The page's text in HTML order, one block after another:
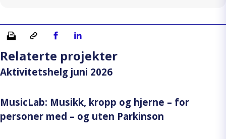
Skriv ut Kopiera länkDel på Facebook
Del på Linkedin
Relaterte projekter
Aktivitetshelg juni 2026
MusicLab: Musikk, kropp og hjerne – for
personer med – og uten Parkinson